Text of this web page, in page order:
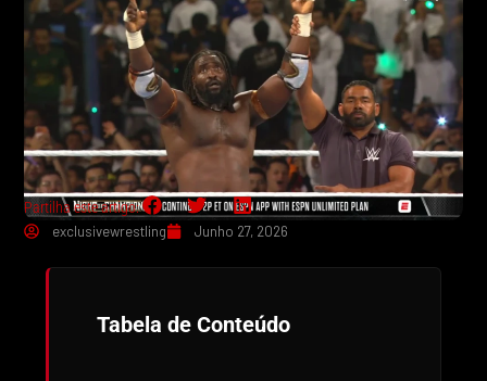
Partilha este artigo:
exclusivewrestling
Junho 27, 2026
Tabela de Conteúdo